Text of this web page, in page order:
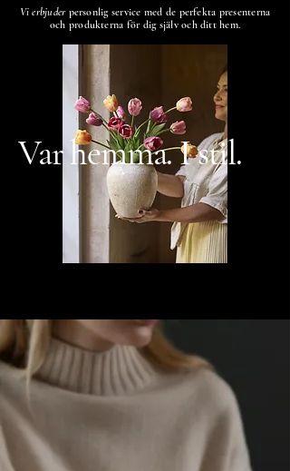
Vi erbjuder personlig service med de perfekta presenterna
och produkterna för dig själv och ditt hem.
Var hemma. I stil.